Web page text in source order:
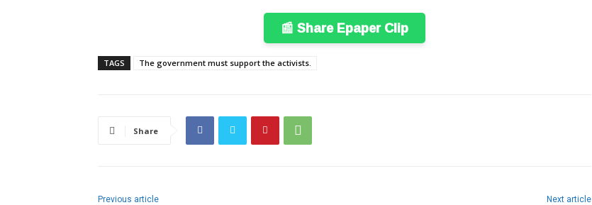
📰 Share Epaper Clip
TAGS The government must support the activists.
Share
Previous article Next article